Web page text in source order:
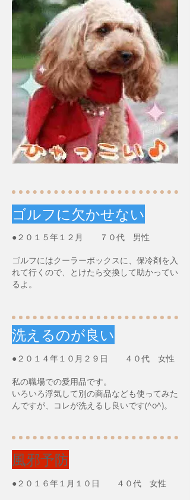
ゴルフに欠かせない
●２０１５年１２月 ７０代 男性
ゴルフにはクーラーボックスに、保冷剤を入
れて行くので、とけたら交換して助かってい
るよ。
洗えるのが良い
●２０１４年１０月２９日 ４０代 女性
私の職場での愛用品です。
いろいろ浮気して別の商品なども使ってみた
んですが、コレが洗えるし良いです(^o^)。
●２０１６年１月１０日 ４０代 女性
風邪予防